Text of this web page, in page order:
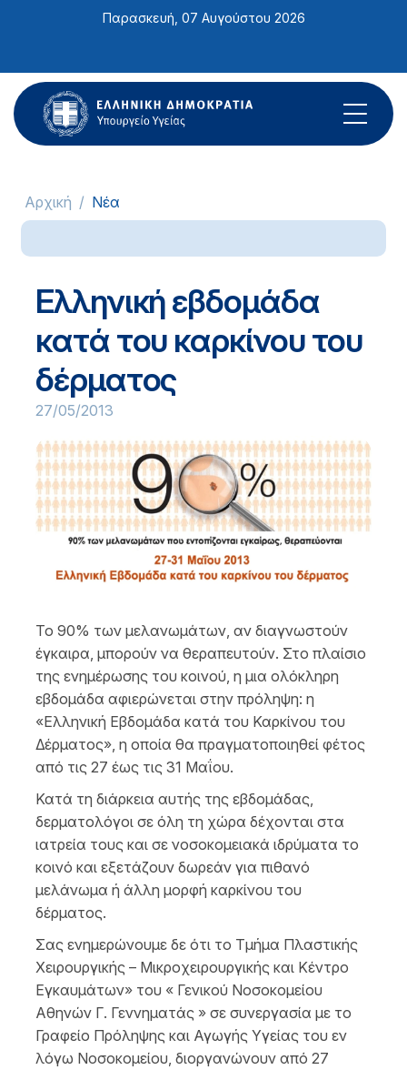
ιστότοπος
περιλαμβάνει
ένα
σύστημα
Παρασκευή, 07 Αυγούστου 2026
Αρχική Νέα
Ελληνική εβδομάδα
κατά του καρκίνου του
δέρματος
27/05/2013
Το 90% των μελανωμάτων, αν διαγνωστούν
έγκαιρα, μπορούν να θεραπευτούν. Στο πλαίσιο
της ενημέρωσης του κοινού, η μια ολόκληρη
εβδομάδα αφιερώνεται στην πρόληψη: η
«Ελληνική Εβδομάδα κατά του Καρκίνου του
Δέρματος», η οποία θα πραγματοποιηθεί φέτος
από τις 27 έως τις 31 Μαΐου.
Κατά τη διάρκεια αυτής της εβδομάδας,
δερματολόγοι σε όλη τη χώρα δέχονται στα
ιατρεία τους και σε νοσοκομειακά ιδρύματα το
κοινό και εξετάζουν δωρεάν για πιθανό
μελάνωμα ή άλλη μορφή καρκίνου του
δέρματος.
Σας ενημερώνουμε δε ότι το Τμήμα Πλαστικής
Χειρουργικής – Μικροχειρουργικής και Κέντρο
Εγκαυμάτων» του « Γενικού Νοσοκομείου
Αθηνών Γ. Γεννηματάς » σε συνεργασία με το
Γραφείο Πρόληψης και Αγωγής Υγείας του εν
λόγω Νοσοκομείου, διοργανώνουν από 27